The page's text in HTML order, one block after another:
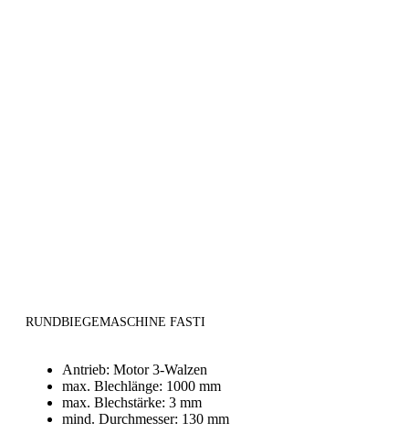
RUNDBIEGEMASCHINE FASTI
Antrieb: Motor 3-Walzen
max. Blechlänge: 1000 mm
max. Blechstärke: 3 mm
mind. Durchmesser: 130 mm